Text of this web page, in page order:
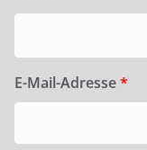
E-Mail-Adresse*